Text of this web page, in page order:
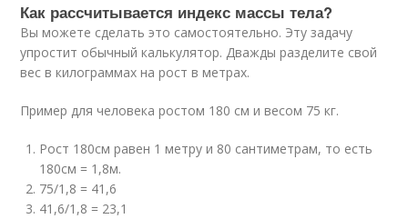
Как рассчитывается индекс массы тела?
Вы можете сделать это самостоятельно. Эту задачу
упростит обычный калькулятор. Дважды разделите свой
вес в килограммах на рост в метрах.
Пример для человека ростом 180 см и весом 75 кг.
Рост 180см равен 1 метру и 80 сантиметрам, то есть
180см = 1,8м.
75/1,8 = 41,6
41,6/1,8 = 23,1